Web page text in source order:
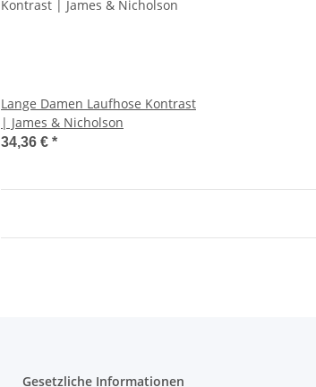
Lange Damen Laufhose Kontrast
| James & Nicholson
34,36 € *
Gesetzliche Informationen